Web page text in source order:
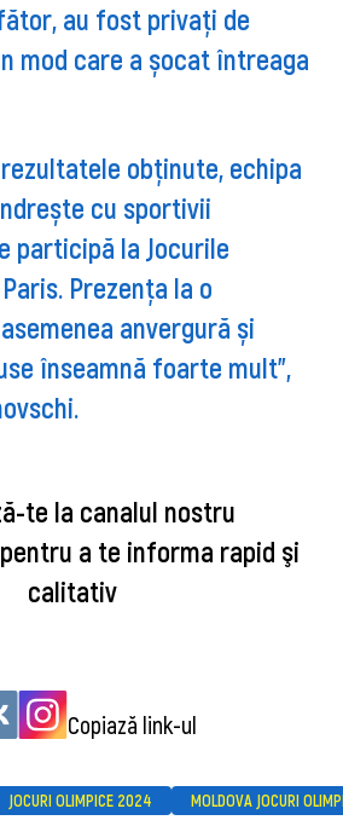
au fost privați de
mod care a șocat întreaga
obținute, echipa
cu sportivii
participă la Jocurile
Prezența la o
anvergură și
înseamnă foarte mult”,
te la canalul nostru
pentru a te informa rapid şi
calitativ
Copiază link-ul
JOCURI OLIMPICE 2024 MOLDOVA JOCURI